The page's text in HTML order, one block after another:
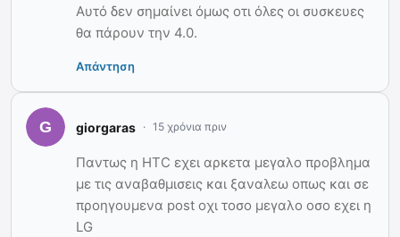
Αυτό δεν σημαίνει όμως οτι όλες οι συσκευες
θα πάρουν την 4.0.
Απάντηση
giorgaras 15 χρόνια πριν
Παντως η HTC εχει αρκετα μεγαλο προβλημα
με τις αναβαθμισεις και ξαναλεω οπως και σε
προηγουμενα post οχι τοσο μεγαλο οσο εχει η
LG